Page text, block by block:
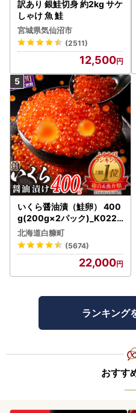
訳あり 銀鮭切身 約2kg サケ
しゃけ 魚 鮭
宮城県気仙沼市
(2511)
12,500
いくら醤油漬（鮭卵） 400
g(200g×2パック)_K022-
1676
北海道白糠町
(5674)
22,000
ランキング
おすす